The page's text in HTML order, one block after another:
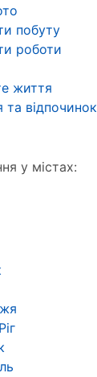
побуту
роботи
життя
та відпочинок
у містах: